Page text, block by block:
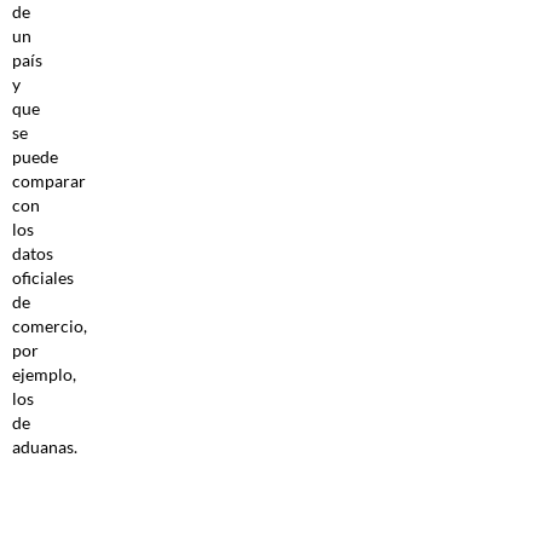
de
un
país
y
que
se
puede
comparar
con
los
datos
oficiales
de
comercio,
por
ejemplo,
los
de
aduanas.